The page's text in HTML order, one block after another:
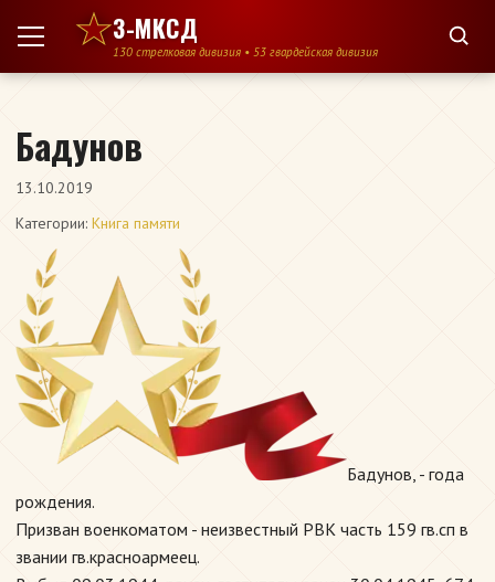
Перейти к содержимому
3-МКСД
130 стрелковая дивизия • 53 гвардейская дивизия
Бадунов
13.10.2019
Категории: Книга памяти
Бадунов, - года
рождения.
Призван военкоматом - неизвестный РВК часть 159 гв.сп в
звании гв.красноармеец.